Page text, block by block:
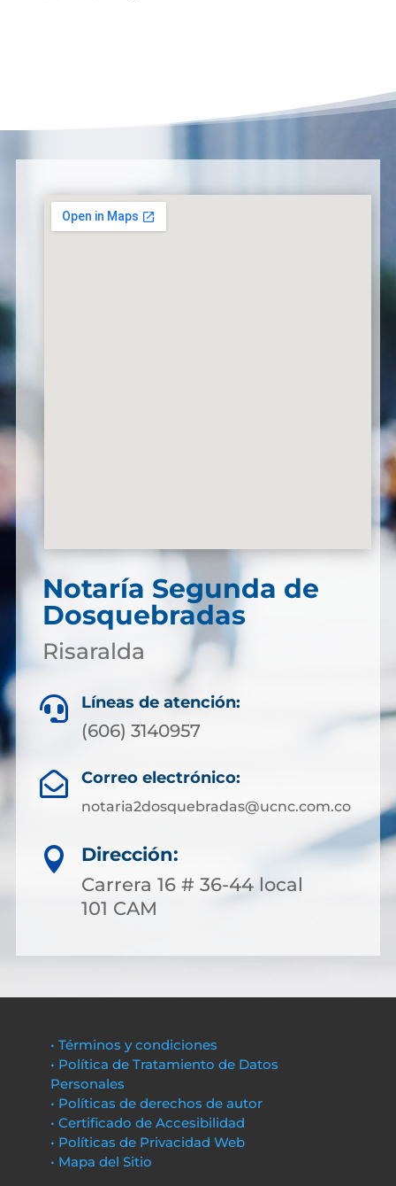
Notaría Segunda de
Dosquebradas
Risaralda
 Líneas de atención:
(606) 3140957
 Correo electrónico:
notaria2dosquebradas@ucnc.com.co

Dirección:
Carrera 16 # 36-44 local
101 CAM
• Términos y condiciones
• Política de Tratamiento de Datos
Personales
• Políticas de derechos de autor
• Certificado de Accesibilidad
• Políticas de Privacidad Web
• Mapa del Sitio